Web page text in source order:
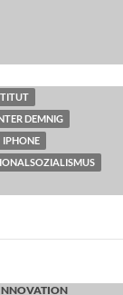
DEMNIG
IPHONE